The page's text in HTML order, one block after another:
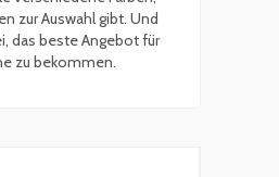
zur Auswahl gibt. Und
das beste Angebot für
zu bekommen.